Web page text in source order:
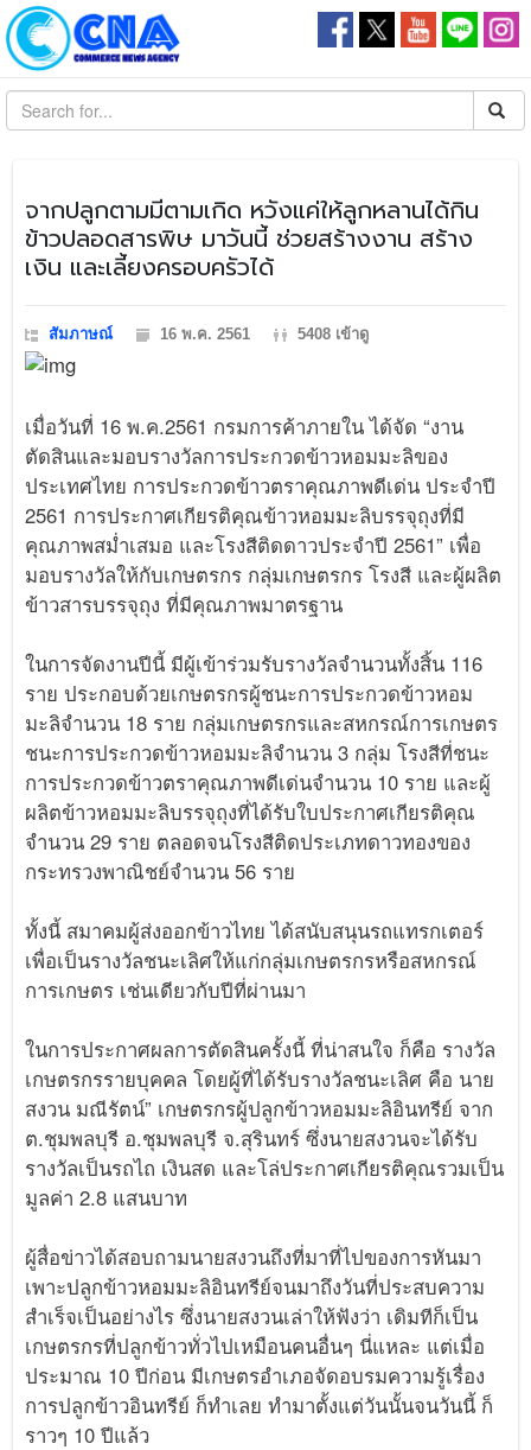
จากปลูกตามมีตามเกิด หวังแค่ให้ลูกหลานได้กิน
ข้าวปลอดสารพิษ มาวันนี้ ช่วยสร้างงาน สร้าง
เงิน และเลี้ยงครอบครัวได้
สัมภาษณ์ 16 พ.ค. 2561 5408 เข้าดู
เมื่อวันที่ 16 พ.ค.2561 กรมการค้าภายใน ได้จัด “งาน
ตัดสินและมอบรางวัลการประกวดข้าวหอมมะลิของ
ประเทศไทย การประกวดข้าวตราคุณภาพดีเด่น ประจำปี
2561 การประกาศเกียรติคุณข้าวหอมมะลิบรรจุถุงที่มี
คุณภาพสม่ำเสมอ และโรงสีติดดาวประจำปี 2561” เพื่อ
มอบรางวัลให้กับเกษตรกร กลุ่มเกษตรกร โรงสี และผู้ผลิต
ข้าวสารบรรจุถุง ที่มีคุณภาพมาตรฐาน
ในการจัดงานปีนี้ มีผู้เข้าร่วมรับรางวัลจำนวนทั้งสิ้น 116
ราย ประกอบด้วยเกษตรกรผู้ชนะการประกวดข้าวหอม
มะลิจำนวน 18 ราย กลุ่มเกษตรกรและสหกรณ์การเกษตร
ชนะการประกวดข้าวหอมมะลิจำนวน 3 กลุ่ม โรงสีที่ชนะ
การประกวดข้าวตราคุณภาพดีเด่นจำนวน 10 ราย และผู้
ผลิตข้าวหอมมะลิบรรจุถุงที่ได้รับใบประกาศเกียรติคุณ
จำนวน 29 ราย ตลอดจนโรงสีติดประเภทดาวทองของ
กระทรวงพาณิชย์จำนวน 56 ราย
ทั้งนี้ สมาคมผู้ส่งออกข้าวไทย ได้สนับสนุนรถแทรกเตอร์
เพื่อเป็นรางวัลชนะเลิศให้แก่กลุ่มเกษตรกรหรือสหกรณ์
การเกษตร เช่นเดียวกับปีที่ผ่านมา
ในการประกาศผลการตัดสินครั้งนี้ ที่น่าสนใจ ก็คือ รางวัล
เกษตรกรรายบุคคล โดยผู้ที่ได้รับรางวัลชนะเลิศ คือ นาย
สงวน มณีรัตน์” เกษตรกรผู้ปลูกข้าวหอมมะลิอินทรีย์ จาก
ต.ชุมพลบุรี อ.ชุมพลบุรี จ.สุรินทร์ ซึ่งนายสงวนจะได้รับ
รางวัลเป็นรถไถ เงินสด และโล่ประกาศเกียรติคุณรวมเป็น
มูลค่า 2.8 แสนบาท
ผู้สื่อข่าวได้สอบถามนายสงวนถึงที่มาที่ไปของการหันมา
เพาะปลูกข้าวหอมมะลิอินทรีย์จนมาถึงวันที่ประสบความ
สำเร็จเป็นอย่างไร ซึ่งนายสงวนเล่าให้ฟังว่า เดิมทีก็เป็น
เกษตรกรที่ปลูกข้าวทั่วไปเหมือนคนอื่นๆ นี่แหละ แต่เมื่อ
ประมาณ 10 ปีก่อน มีเกษตรอำเภอจัดอบรมความรู้เรื่อง
การปลูกข้าวอินทรีย์ ก็ทำเลย ทำมาตั้งแต่วันนั้นจนวันนี้ ก็
ราวๆ 10 ปีแล้ว